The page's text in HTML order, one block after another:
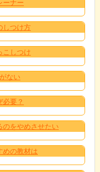
ーナー
しつけ方
こしつけ
ない
必要？
のをやめさせたい
めの教材は